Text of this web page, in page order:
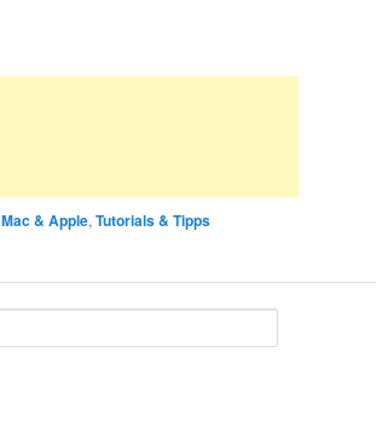
Mac & Apple,Tutorials & Tipps